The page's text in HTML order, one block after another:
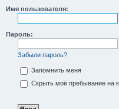
Имя пользователя:
Пароль:
Забыли пароль?
Запомнить меня
Скрыть моё пребывание на